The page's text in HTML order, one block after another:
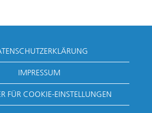
IMPRESSUM
FÜR COOKIE-EINSTELLUNGEN